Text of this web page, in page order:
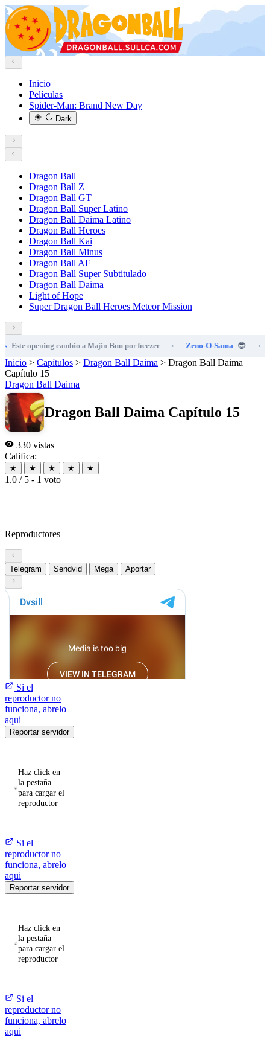
Inicio
Películas
Spider-Man: Brand New Day
Dark
Dragon Ball
Dragon Ball Z
Dragon Ball GT
Dragon Ball Super Latino
Dragon Ball Daima Latino
Dragon Ball Heroes
Dragon Ball Kai
Dragon Ball Minus
Dragon Ball AF
Dragon Ball Super Subtitulado
Dragon Ball Daima
Light of Hope
Super Dragon Ball Heroes Meteor Mission
opening cambio a Majin Buu por freezer • Zeno-O-Sama: 😎 •
Inicio > Capítulos > Dragon Ball Daima > Dragon Ball Daima
Capítulo 15
Dragon Ball Daima
Dragon Ball Daima Capítulo 15
330 vistas
Califica:
★ ★ ★ ★ ★
1.0 / 5 - 1 voto
Reproductores
Telegram Sendvid Mega Aportar
Si el
reproductor no
funciona, abrelo
aqui
Reportar servidor
Haz click en
la pestaña
para cargar el
reproductor
Si el
reproductor no
funciona, abrelo
aqui
Reportar servidor
Haz click en
la pestaña
para cargar el
reproductor
Si el
reproductor no
funciona, abrelo
aqui